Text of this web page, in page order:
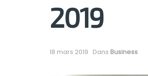
2019
18 mars 2019 Dans Business